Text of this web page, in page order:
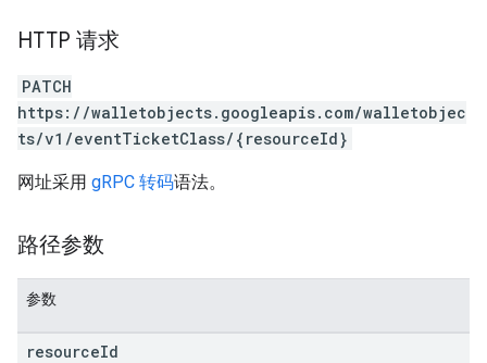
HTTP 请求
PATCH
https://walletobjects.googleapis.com/walletobjec
ts/v1/eventTicketClass/{resourceId}
网址采用 gRPC 转码语法。
路径参数
参数
resourceId